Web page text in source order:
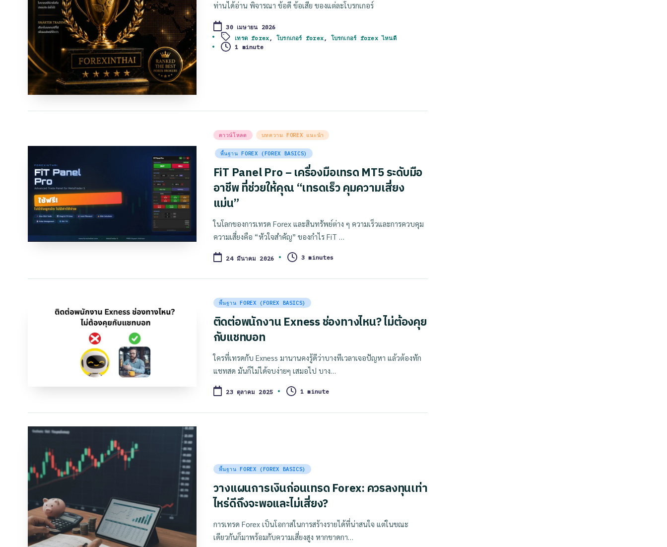
ท่านได้อ่าน พิจารณา ข้อดี ข้อเสีย ของแต่ละโบรกเกอร์
30 เมษายน 2026
Tags:เทรด forex , โบรกเกอร์ forex , โบรกเกอร์ forex ไหนดี
1 minute
Posted
in
ดาวน์โหลด บทความ FOREX แนะนำ
พื้นฐาน FOREX (FOREX BASICS)
FiT Panel Pro – เครื่องมือเทรด MT5 ระดับมือ
อาชีพ ที่ช่วยให้คุณ “เทรดเร็ว คุมความเสี่ยง
แม่น”
ในโลกของการเทรด Forex และสินทรัพย์ต่าง ๆ ความเร็วและการควบคุม
ความเสี่ยงคือ “หัวใจสำคัญ” ของกำไร FiT …
24 มีนาคม 2026 3 minutes
Posted
in
พื้นฐาน FOREX (FOREX BASICS)
ติดต่อพนักงาน Exness ช่องทางไหน? ไม่ต้องคุย
กับแชทบอท
ใครที่เทรดกับ Exness มานานคงรู้ดีว่าบางทีเวลาเจอปัญหา แล้วต้องทัก
แชทสด มันก็ไม่ได้จบง่ายๆ เสมอไป บาง…
23 ตุลาคม 2025 1 minute
Posted
in
พื้นฐาน FOREX (FOREX BASICS)
วางแผนการเงินก่อนเทรด Forex: ควรลงทุนเท่า
ไหร่ดีถึงจะพอและไม่เสี่ยง?
การเทรด Forex เป็นโอกาสในการสร้างรายได้ที่น่าสนใจ แต่ในขณะ
เดียวกันก็มาพร้อมกับความเสี่ยงสูง หากขาดกา…